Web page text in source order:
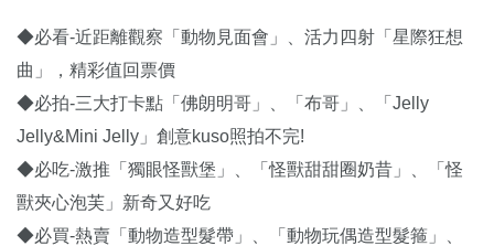
◆必看-近距離觀察「動物見面會」、活力四射「星際狂想
曲」，精彩值回票價
◆必拍-三大打卡點「佛朗明哥」、「布哥」、「Jelly
Jelly&Mini Jelly」創意kuso照拍不完!
◆必吃-激推「獨眼怪獸堡」、「怪獸甜甜圈奶昔」、「怪
獸夾心泡芙」新奇又好吃
◆必買-熱賣「動物造型髮帶」、「動物玩偶造型髮箍」、